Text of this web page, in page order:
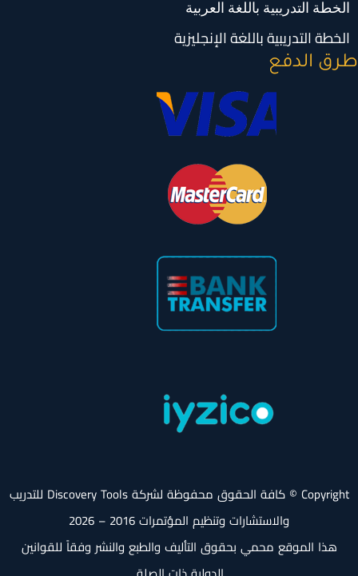
الخطة التدريبية باللغة العربية
الخطة التدريبية باللغة الإنجليزية
طرق الدفع
Copyright © كافة الحقوق محفوظة لشركة Discovery Tools للتدريب
والاستشارات وتنظيم المؤتمرات 2016 – 2026
هذا الموقع محمي بحقوق التأليف والطبع والنشر وفقاً للقوانين